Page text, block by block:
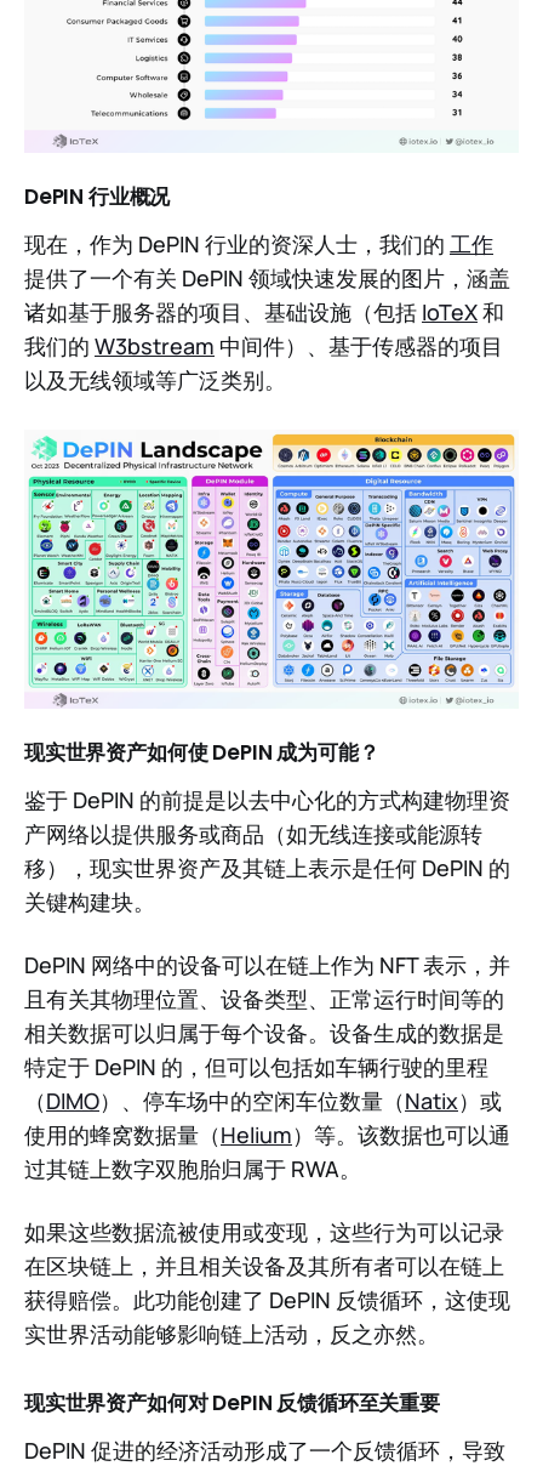
DePIN 行业概况
现在，作为 DePIN 行业的资深人士，我们的 工作
提供了一个有关 DePIN 领域快速发展的图片，涵盖
诸如基于服务器的项目、基础设施（包括 IoTeX和
我们的 W3bstream 中间件）、基于传感器的项目
以及无线领域等广泛类别。
现实世界资产如何使 DePIN 成为可能？
鉴于 DePIN 的前提是以去中心化的方式构建物理资
产网络以提供服务或商品（如无线连接或能源转
移），现实世界资产及其链上表示是任何 DePIN 的
关键构建块。
DePIN 网络中的设备可以在链上作为 NFT 表示，并
且有关其物理位置、设备类型、正常运行时间等的
相关数据可以归属于每个设备。设备生成的数据是
特定于 DePIN 的，但可以包括如车辆行驶的里程
（DIMO）、停车场中的空闲车位数量（Natix）或
使用的蜂窝数据量（Helium）等。该数据也可以通
过其链上数字双胞胎归属于 RWA。
如果这些数据流被使用或变现，这些行为可以记录
在区块链上，并且相关设备及其所有者可以在链上
获得赔偿。此功能创建了 DePIN 反馈循环，这使现
实世界活动能够影响链上活动，反之亦然。
现实世界资产如何对 DePIN 反馈循环至关重要
DePIN 促进的经济活动形成了一个反馈循环，导致